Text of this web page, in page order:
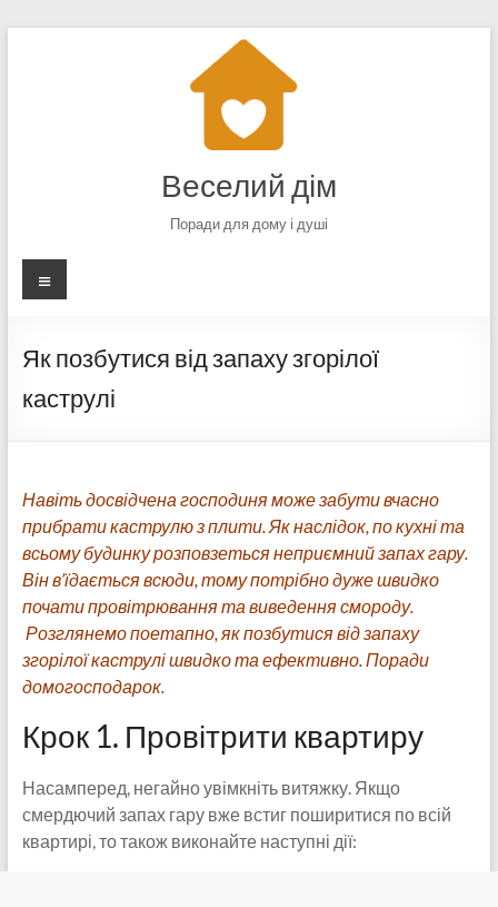
Веселий дім
Поради для дому і душі
Меню
Як позбутися від запаху згорілої
каструлі
Навіть досвідчена господиня може забути вчасно
прибрати каструлю з плити. Як наслідок, по кухні та
всьому будинку розповзеться неприємний запах гару.
Він в’їдається всюди, тому потрібно дуже швидко
почати провітрювання та виведення смороду.
Розглянемо поетапно, як позбутися від запаху
згорілої каструлі швидко та ефективно. Поради
домогосподарок.
Крок 1. Провітрити квартиру
Насамперед, негайно увімкніть витяжку. Якщо
смердючий запах гару вже встиг поширитися по всій
квартирі, то також виконайте наступні дії: